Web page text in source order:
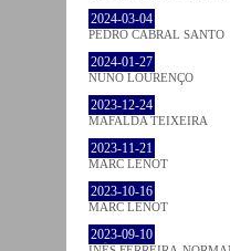
2024-03-04
PEDRO CABRAL SANTO
2024-01-27
NUNO LOURENÇO
2023-12-24
MAFALDA TEIXEIRA
2023-11-21
MARC LENOT
2023-10-16
MARC LENOT
2023-09-10